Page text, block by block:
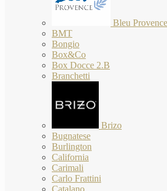
Bleu Provence
BMT
Bongio
Box&Co
Box Docce 2.B
Branchetti
Brizo
Bugnatese
Burlington
California
Carimali
Carlo Frattini